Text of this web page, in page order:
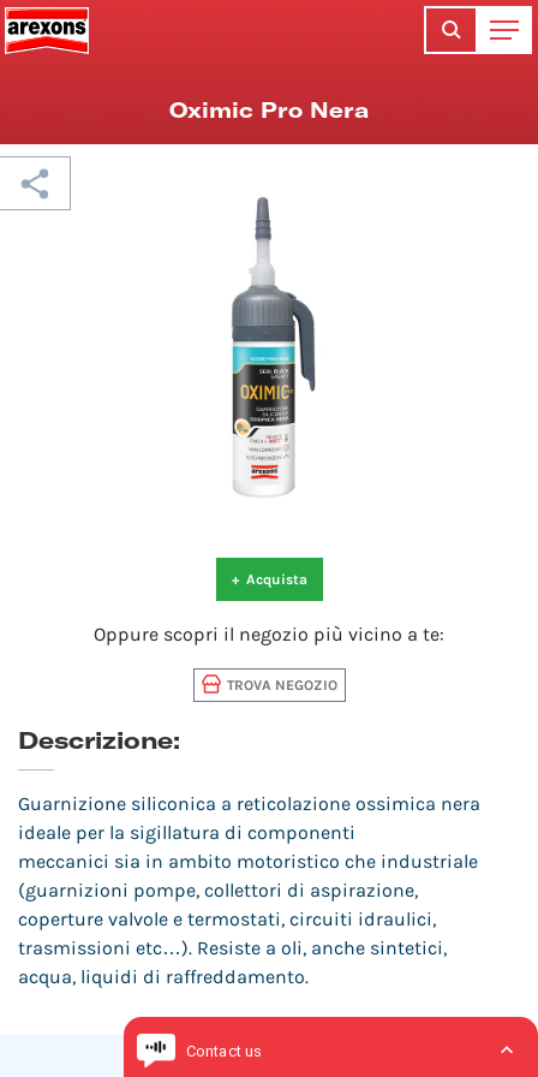
Oximic Pro Nera
+ Acquista
Oppure scopri il negozio più vicino a te:
TROVA NEGOZIO
Descrizione:
Guarnizione siliconica a reticolazione ossimica nera
ideale per la sigillatura di componenti
meccanici sia in ambito motoristico che industriale
(guarnizioni pompe, collettori di aspirazione,
coperture valvole e termostati, circuiti idraulici,
trasmissioni etc…). Resiste a oli, anche sintetici,
acqua, liquidi di raffreddamento.